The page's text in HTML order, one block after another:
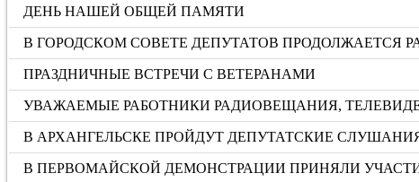
ДЕНЬ НАШЕЙ ОБЩЕЙ ПАМЯТИ
В ГОРОДСКОМ СОВЕТЕ ДЕПУТАТОВ ПРОДОЛЖАЕТСЯ
ПРАЗДНИЧНЫЕ ВСТРЕЧИ С ВЕТЕРАНАМИ
УВАЖАЕМЫЕ РАБОТНИКИ РАДИОВЕЩАНИЯ,
В АРХАНГЕЛЬСКЕ ПРОЙДУТ ДЕПУТАТСКИЕ
В ПЕРВОМАЙСКОЙ ДЕМОНСТРАЦИИ ПРИНЯЛИ